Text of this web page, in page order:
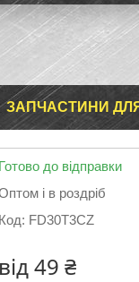
ЗАПЧАСТИНИ
Готово до відправки
і в роздріб
Код: FD30T3CZ
від49 ₴